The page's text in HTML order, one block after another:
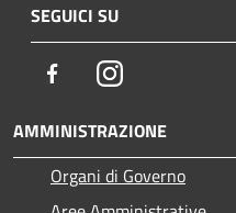
SEGUICI SU
FacebookInstagram
AMMINISTRAZIONE
Organi di Governo